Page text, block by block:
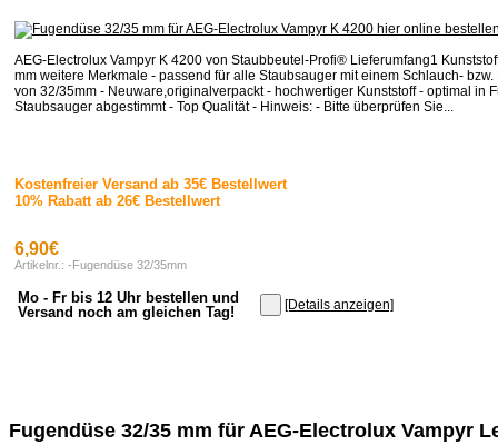
AEG-Electrolux Vampyr K 4200 von Staubbeutel-Profi® Lieferumfang1
mm weitere Merkmale - passend für alle Staubsauger mit einem Schlauch-
von 32/35mm - Neuware,originalverpackt - hochwertiger Kunststoff - optimal in
Staubsauger abgestimmt - Top Qualität - Hinweis: - Bitte überprüfen Sie...
Kostenfreier Versand ab 35€ Bestellwert
10% Rabatt ab 26€ Bestellwert
6,90€
Artikelnr.: -Fugendüse 32/35mm
Mo - Fr bis 12 Uhr bestellen und
Versand noch am gleichen Tag!
[Details anzeigen]
Fugendüse 32/35 mm für AEG-Electrolux Vampyr